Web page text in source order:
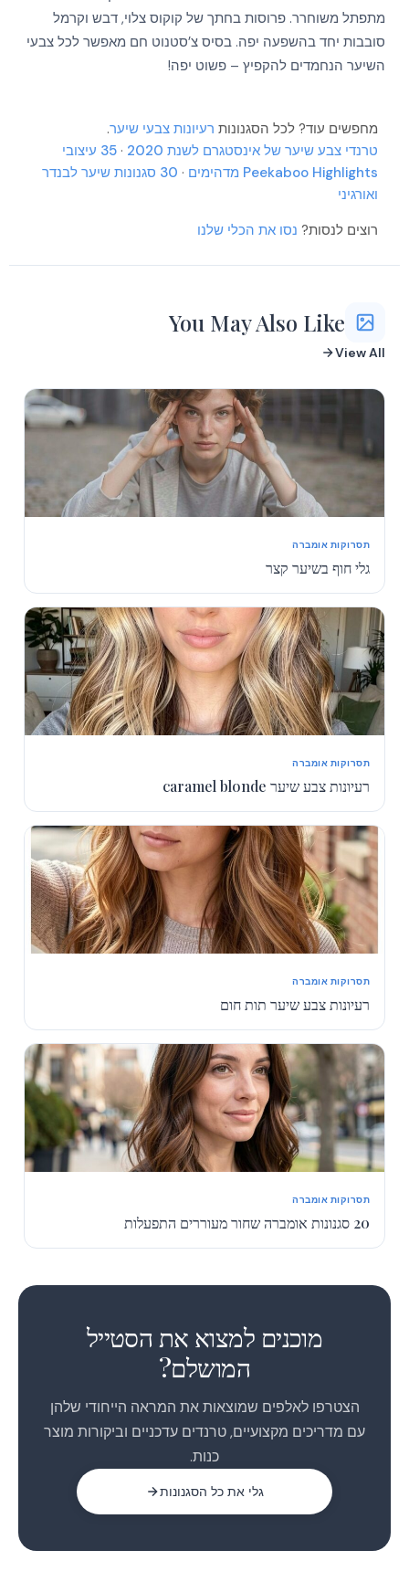
More
More
More
More
More
More
More
More
More
מתפתל משוחרר. פרוסות בחתך של קוקוס צלוי, דבש וקרמל
סובבות יחד בהשפעה יפה. בסיס צ’סטנוט חם מאפשר לכל צבעי
השיער הנחמדים להקפיץ – פשוט יפה!
מחפשים עוד? לכל הסגנונות רעיונות צבעי שיער.
טרנדי צבע שיער של אינסטגרם לשנת 2020
·
35 עיצובי
Peekaboo Highlights מדהימים
·
30 סגנונות שיער לבנדר
ואורגיני
רוצים לנסות? נסו את הכלי שלנו
You May Also Like
View All
תסרוקות אומברה
גלי חוף בשיער קצר
תסרוקות אומברה
רעיונות צבע שיער caramel blonde
תסרוקות אומברה
רעיונות צבע שיער תות חום
תסרוקות אומברה
20 סגנונות אומברה שחור מעוררים התפעלות
מוכנים למצוא את הסטייל
המושלם?
הצטרפו לאלפים שמוצאות את המראה הייחודי שלהן
עם מדריכים מקצועיים, טרנדים עדכניים וביקורות מוצר
כנות.
גלי את כל הסגנונות